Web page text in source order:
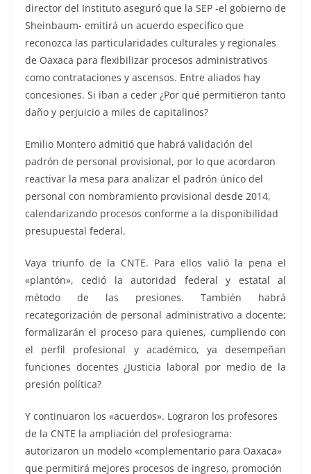
director del Instituto aseguró que la SEP -el gobierno de
Sheinbaum- emitirá un acuerdo específico que
reconozca las particularidades culturales y regionales
de Oaxaca para flexibilizar procesos administrativos
como contrataciones y ascensos. Entre aliados hay
concesiones. Si iban a ceder ¿Por qué permitieron tanto
daño y perjuicio a miles de capitalinos?
Emilio Montero admitió que habrá validación del
padrón de personal provisional, por lo que acordaron
reactivar la mesa para analizar el padrón único del
personal con nombramiento provisional desde 2014,
calendarizando procesos conforme a la disponibilidad
presupuestal federal.
Vaya triunfo de la CNTE. Para ellos valió la pena el
«plantón», cedió la autoridad federal y estatal al
método de las presiones. También habrá
recategorización de personal administrativo a docente;
formalizarán el proceso para quienes, cumpliendo con
el perfil profesional y académico, ya desempeñan
funciones docentes ¿Justicia laboral por medio de la
presión política?
Y continuaron los «acuerdos». Lograron los profesores
de la CNTE la ampliación del profesiograma:
autorizaron un modelo «complementario para Oaxaca»
que permitirá mejores procesos de ingreso, promoción